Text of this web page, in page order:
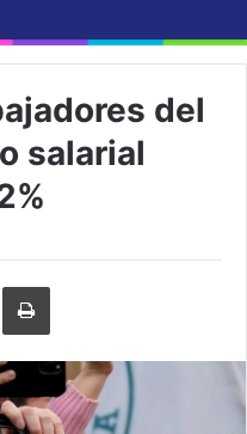
del
salarial
Email
Print